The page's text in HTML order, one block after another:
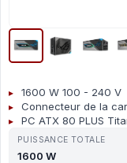
1600 W 100 - 240 V
Connecteur de la
PC ATX 80 PLUS
PUISSANCE TOTALE
1600 W